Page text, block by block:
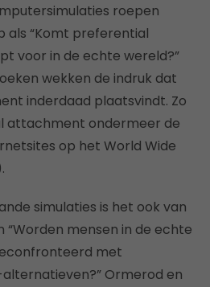
roepen
als “Komt preferential
voor in de echte wereld?”
wekken de indruk dat
inderdaad plaatsvindt. Zo
attachment ondermeer de
op het World Wide
simulaties is het ook van
“Worden mensen in de echte
met
Ormerod en